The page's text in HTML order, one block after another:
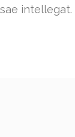
intellegat.